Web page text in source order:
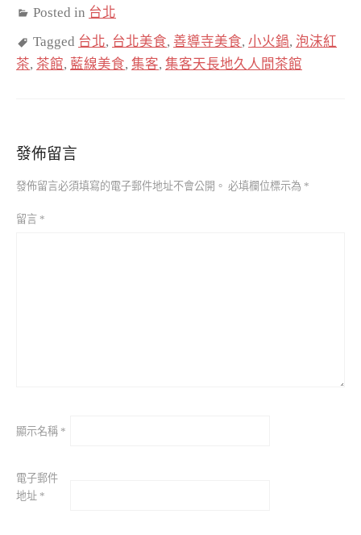
Posted in 台北
Tagged 台北, 台北美食, 善導寺美食, 小火鍋, 泡沫紅
茶, 茶館, 藍線美食, 集客, 集客天長地久人間茶館
發佈留言
發佈留言必須填寫的電子郵件地址不會公開。 必填欄位標示為 *
留言 *
顯示名稱 *
電子郵件
地址 *